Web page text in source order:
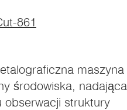
861
maszyna
środowiska, nadająca
obserwacji struktury